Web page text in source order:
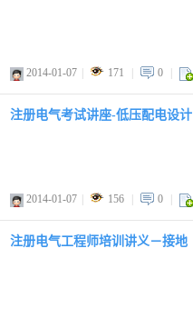
2014-01-07 171 0
注册电气考试讲座-低压配电设计
2014-01-07 156 0
注册电气工程师培训讲义－接地